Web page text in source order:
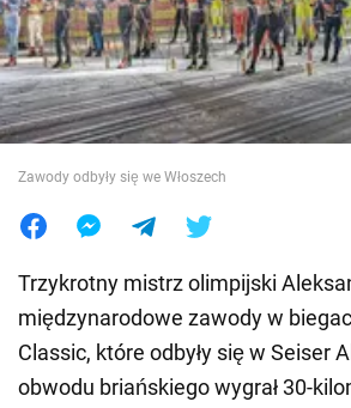
Świat
Jedzenie
Zawody odbyły się we Włoszech
Trzykrotny mistrz olimpijski
międzynarodowe zawody w
Classic, które odbyły się w Seiser
obwodu briańskiego wygrał 30-